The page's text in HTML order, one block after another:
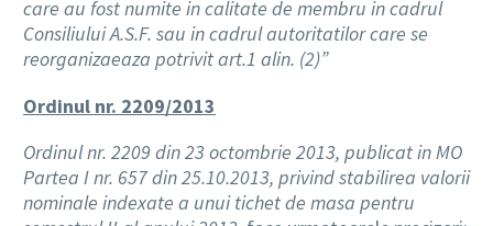
care au fost numite in calitate de membru in cadrul
Consiliului A.S.F. sau in cadrul autoritatilor care se
reorganizaeaza potrivit art.1 alin. (2)”
Ordinul nr. 2209/2013
Ordinul nr. 2209 din 23 octombrie 2013, publicat in MO
Partea I nr. 657 din 25.10.2013, privind stabilirea valorii
nominale indexate a unui tichet de masa pentru